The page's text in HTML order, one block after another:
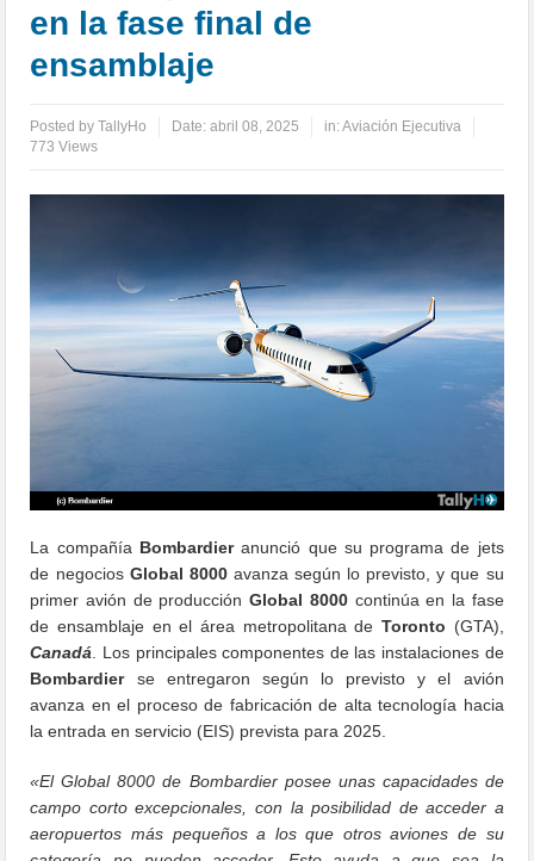
en la fase final de
ensamblaje
Posted byTallyHo Date:abril 08, 2025 in:Aviación Ejecutiva
773 Views
La compañía Bombardieranunció que su programa de jets
de negocios Global 8000avanza según lo previsto, y que su
primer avión de producciónGlobal 8000continúa en la fase
de ensamblaje en el área metropolitana de Toronto (GTA),
Canadá . Los principales componentes de las instalaciones de
Bombardierse entregaron según lo previsto y el avión
avanza en el proceso de fabricación de alta tecnología hacia
la entrada en servicio (EIS) prevista para 2025.
«El Global 8000 de Bombardier posee unas capacidades de
campo corto excepcionales, con la posibilidad de acceder a
aeropuertos más pequeños a los que otros aviones de su